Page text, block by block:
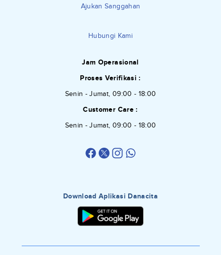
Ajukan Sanggahan
Hubungi Kami
Jam Operasional
Proses Verifikasi :
Senin - Jumat, 09:00 - 18:00
Customer Care :
Senin - Jumat, 09:00 - 18:00
Download Aplikasi Danacita